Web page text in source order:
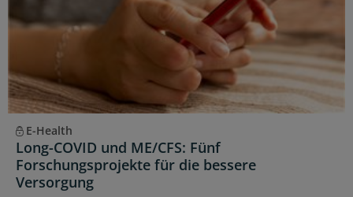
E-Health
Long-COVID und ME/CFS: Fünf
Forschungsprojekte für die bessere
Versorgung